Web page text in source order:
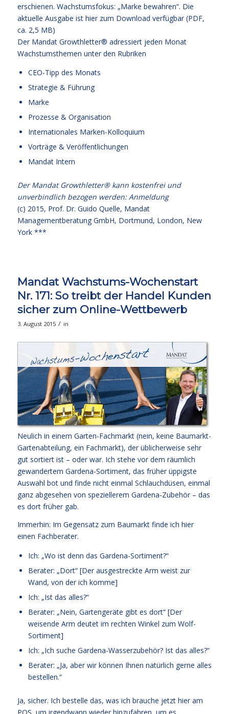
erschienen. Wachstumsfokus: „Marke bewahren“. Die
aktuelle Ausgabe ist hier zum Download verfügbar (PDF,
ca. 2,5 MB)
Der Mandat Growthletter® adressiert jeden Monat
Wachstumsthemen unter den Rubriken
CEO-Tipp des Monats
Strategie & Führung
Marke
Prozesse & Organisation
Internationales Marken-Kolloquium
Vorträge & Veröffentlichungen
Mandat Intern
Der Mandat Growthletter® kann kostenfrei und
unverbindlich bezogen werden:Anmeldung
(c) 2015, Prof. Dr. Guido Quelle, Mandat
Managementberatung GmbH, Dortmund, London, New
York ***
Mandat Wachstums-Wochenstart
Nr. 171: So treibt der Handel Kunden
sicher zum Online-Wettbewerb
3. August 2015 / in
Neulich in einem Garten-Fachmarkt (nein, keine Baumarkt-
Gartenabteilung, ein Fachmarkt), der üblicherweise sehr
gut sortiert ist – oder war. Ich stehe vor dem räumlich
gewandertem Gardena-Sortiment, das früher üppigste
Auswahl bot und finde nicht einmal Schlauchdüsen, einmal
ganz abgesehen von speziellerem Gardena-Zubehör – das
es dort früher gab.
Immerhin: Im Gegensatz zum Baumarkt finde ich hier
einen Fachberater.
Ich: „Wo ist denn das Gardena-Sortiment?“
Berater: „Dort“ [Der ausgestreckte Arm weist zur
Wand, von der ich komme]
Ich: „Ist das alles?“
Berater: „Nein, Gartengeräte gibt es dort“ [Der
weisende Arm deutet im rechten Winkel zum Wolf-
Sortiment]
Ich: „Ich suche Gardena-Wasserzubehör? Ist das alles?“
Berater: „Ja, aber wir können Ihnen natürlich gerne alles
bestellen.“
Ja, sicher. Ich bestelle das, was ich brauche jetzt hier am